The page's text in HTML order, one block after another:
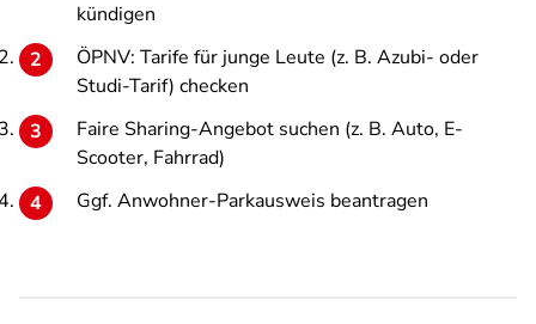
kündigen
ÖPNV: Tarife für junge Leute (z. B. Azubi- oder
Studi-Tarif) checken
Faire Sharing-Angebot suchen (z. B. Auto, E-
Scooter, Fahrrad)
Ggf. Anwohner-Parkausweis beantragen